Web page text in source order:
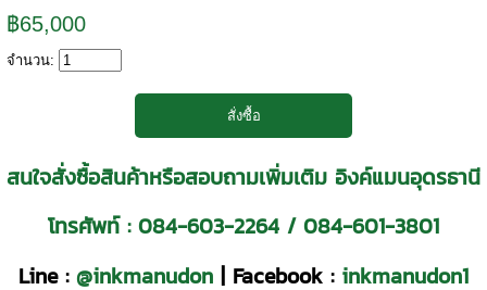
฿65,000
จำนวน:
สนใจสั่งซื้อสินค้าหรือสอบถามเพิ่มเติม อิงค์แมนอุดรธานี
โทรศัพท์ : 084-603-2264/ 084-601-3801
Line : @inkmanudon | Facebook : inkmanudon1